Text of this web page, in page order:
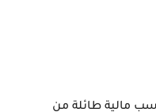
مالية طائلة من